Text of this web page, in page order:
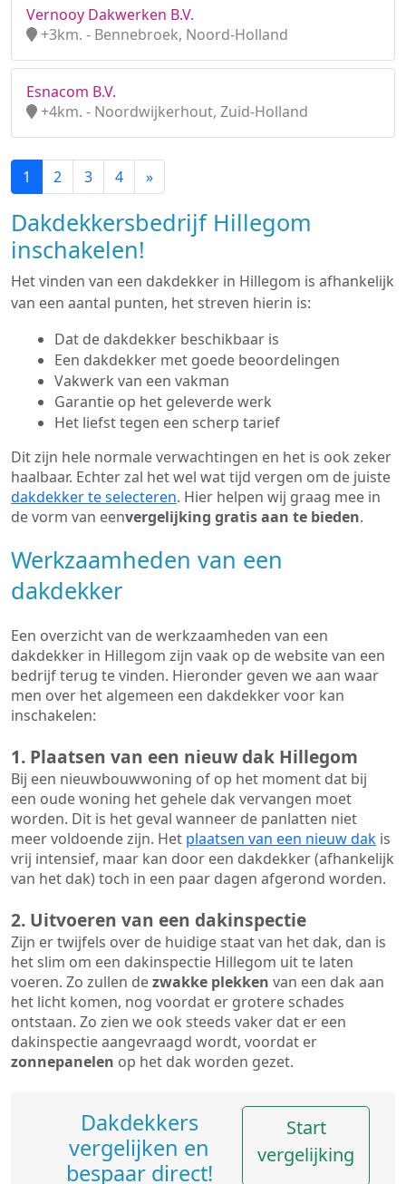
Vernooy Dakwerken B.V.
+3km. - Bennebroek, Noord-Holland
Esnacom B.V.
+4km. - Noordwijkerhout, Zuid-Holland
1 2 3 4 »
Dakdekkersbedrijf Hillegom
inschakelen!
Het vinden van een dakdekker in Hillegom is afhankelijk
van een aantal punten, het streven hierin is:
Dat de dakdekker beschikbaar is
Een dakdekker met goede beoordelingen
Vakwerk van een vakman
Garantie op het geleverde werk
Het liefst tegen een scherp tarief
Dit zijn hele normale verwachtingen en het is ook zeker
haalbaar. Echter zal het wel wat tijd vergen om de juiste
dakdekker te selecteren. Hier helpen wij graag mee in
de vorm van eenvergelijking gratis aan te bieden.
Werkzaamheden van een
dakdekker
Een overzicht van de werkzaamheden van een
dakdekker in Hillegom zijn vaak op de website van een
bedrijf terug te vinden. Hieronder geven we aan waar
men over het algemeen een dakdekker voor kan
inschakelen:
1. Plaatsen van een nieuw dak Hillegom
Bij een nieuwbouwwoning of op het moment dat bij
een oude woning het gehele dak vervangen moet
worden. Dit is het geval wanneer de panlatten niet
meer voldoende zijn. Het plaatsen van een nieuw dak is
vrij intensief, maar kan door een dakdekker (afhankelijk
van het dak) toch in een paar dagen afgerond worden.
2. Uitvoeren van een dakinspectie
Zijn er twijfels over de huidige staat van het dak, dan is
het slim om een dakinspectie Hillegom uit te laten
voeren. Zo zullen dezwakke plekken van een dak aan
het licht komen, nog voordat er grotere schades
ontstaan. Zo zien we ook steeds vaker dat er een
dakinspectie aangevraagd wordt, voordat er
zonnepanelen op het dak worden gezet.
Dakdekkers
vergelijken en
bespaar direct!
Start
vergelijking